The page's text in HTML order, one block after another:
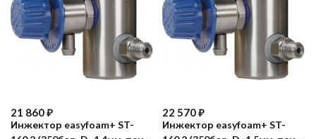
21 860₽
Инжектор easyfoam+ ST-
22 570₽
Инжектор easyfoam+ ST-